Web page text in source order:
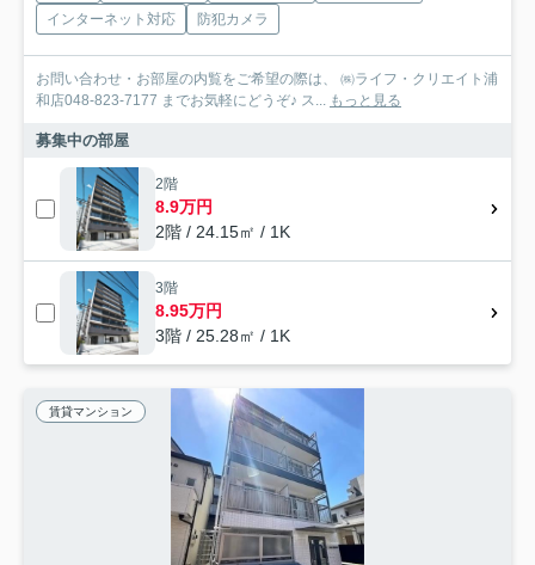
インターネット対応
防犯カメラ
お問い合わせ・お部屋の内覧をご希望の際は、 ㈱ライフ・クリエイト浦
和店048-823-7177 までお気軽にどうぞ♪ ス... もっと見る
募集中の部屋
2階
8.9万円
2階 / 24.15㎡ / 1K
3階
8.95万円
3階 / 25.28㎡ / 1K
賃貸マンション